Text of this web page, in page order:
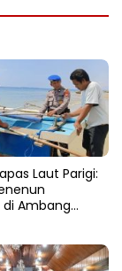
Laut Parigi:
di Ambang